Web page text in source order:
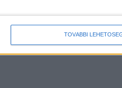
TOVÁBBI
annak most